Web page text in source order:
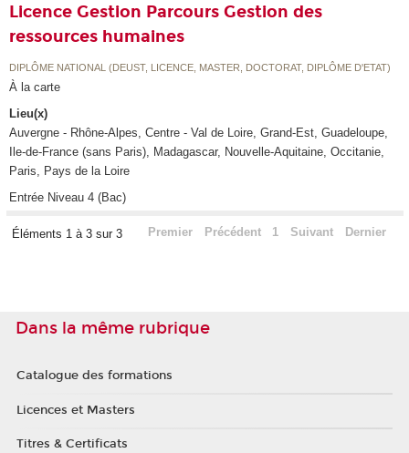
Licence Gestion Parcours Gestion des
ressources humaines
DIPLÔME NATIONAL (DEUST, LICENCE, MASTER, DOCTORAT, DIPLÔME D'ETAT)
À la carte
Lieu(x)
Auvergne - Rhône-Alpes, Centre - Val de Loire, Grand-Est, Guadeloupe,
Ile-de-France (sans Paris), Madagascar, Nouvelle-Aquitaine, Occitanie,
Paris, Pays de la Loire
Entrée Niveau 4 (Bac)
Éléments 1 à 3 sur 3 Premier Précédent 1 Suivant Dernier
Dans la même rubrique
Catalogue des formations
Licences et Masters
Titres & Certificats